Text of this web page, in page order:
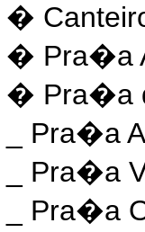
�
� Pra�a
� Pra�a
_ Pra�a
_ Pra�a
_ Pra�a